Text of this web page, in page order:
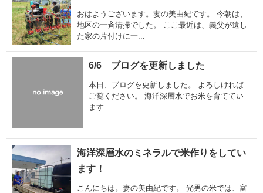
おはようございます。妻の美由紀です。 今朝は、
地区の一斉清掃でした。 ここ最近は、義父が遺し
た家の片付けに一...
6/6 ブログを更新しました
本日、ブログを更新しました。 よろしければ
ご覧ください。 海洋深層水でお米を育ててい
ます
海洋深層水のミネラルで米作りをしてい
ます！
こんにちは。妻の美由紀です。 光男の米では、富